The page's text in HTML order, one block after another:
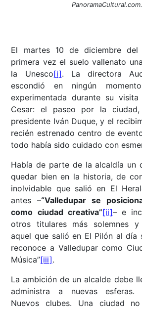
El martes 10 de diciembre
primera vez el suelo vallenato
la Unesco[i]. La directora
escondió en ningún
experimentada durante su
Cesar: el paseo por la
presidente Iván Duque, y el
recién estrenado centro de
todo había sido cuidado con
Había de parte de la alcaldía un
quedar bien en la historia, de
inolvidable que salió en El
antes –“Valledupar se
como ciudad creativa”[ii]– e
otros titulares más solemnes
aquel que salió en El Pilón al día
reconoce a Valledupar como
Música”[iii].
La ambición de un alcalde debe
administra a nuevas esferas.
Nuevos clubes. Una ciudad